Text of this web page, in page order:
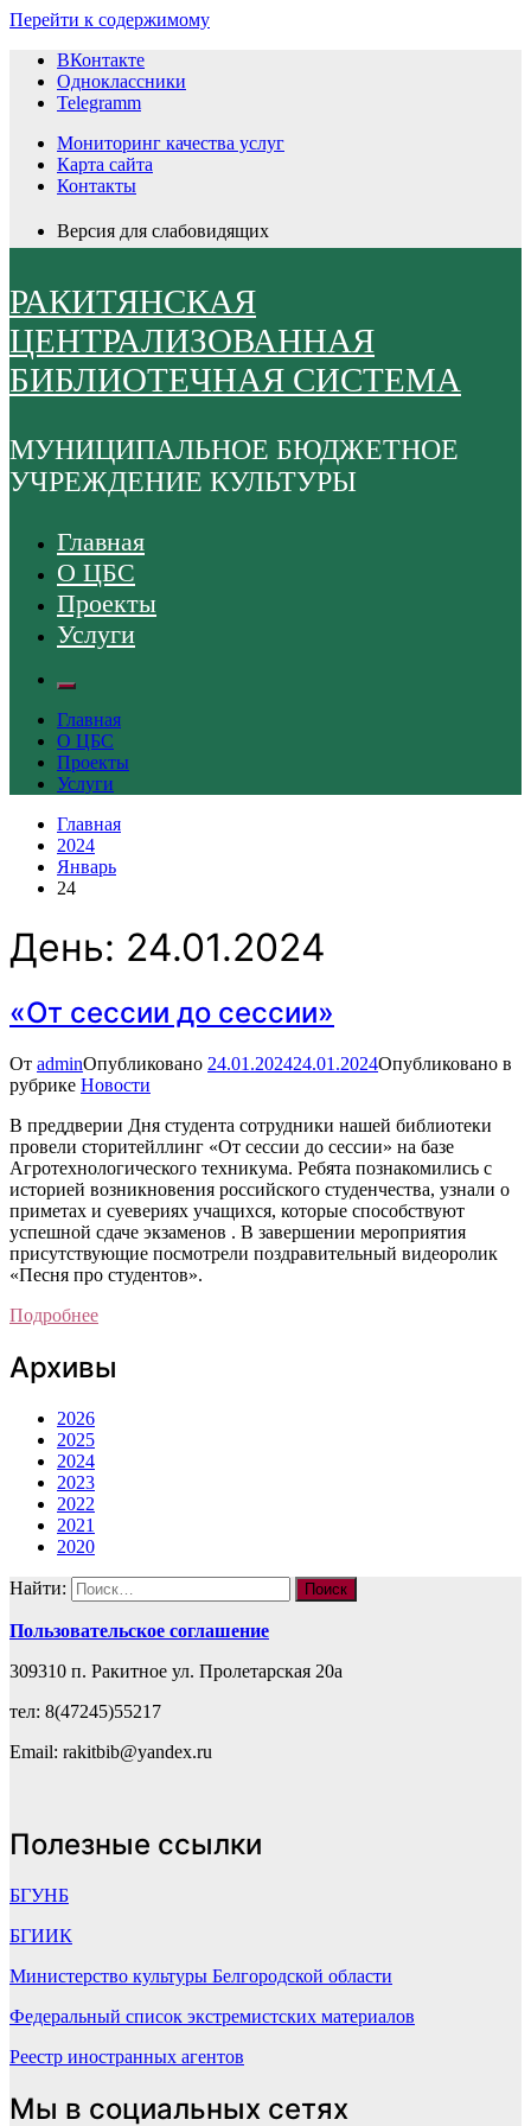
Перейти к содержимому
ВКонтакте
Одноклассники
Telegramm
Мониторинг качества услуг
Карта сайта
Контакты
Версия для слабовидящих
РАКИТЯНСКАЯ
ЦЕНТРАЛИЗОВАННАЯ
БИБЛИОТЕЧНАЯ СИСТЕМА
МУНИЦИПАЛЬНОЕ БЮДЖЕТНОЕ
УЧРЕЖДЕНИЕ КУЛЬТУРЫ
Главная
О ЦБС
Проекты
Услуги
Главная
О ЦБС
Проекты
Услуги
Главная
2024
Январь
24
День: 24.01.2024
«От сессии до сессии»
От adminОпубликовано 24.01.202424.01.2024Опубликовано в
рубрике Новости
В преддверии Дня студента сотрудники нашей библиотеки
провели сторитейллинг «От сессии до сессии» на базе
Агротехнологического техникума. Ребята познакомились с
историей возникновения российского студенчества, узнали о
приметах и суевериях учащихся, которые способствуют
успешной сдаче экзаменов . В завершении мероприятия
присутствующие посмотрели поздравительный видеоролик
«Песня про студентов».
Подробнее
Архивы
2026
2025
2024
2023
2022
2021
2020
Найти:
Пользовательское соглашение
309310 п. Ракитное ул. Пролетарская 20а
тел: 8(47245)55217
Email: rakitbib@yandex.ru
Полезные ссылки
БГУНБ
БГИИК
Министерство культуры Белгородской области
Федеральный список экстремистских материалов
Реестр иностранных агентов
Мы в социальных сетях